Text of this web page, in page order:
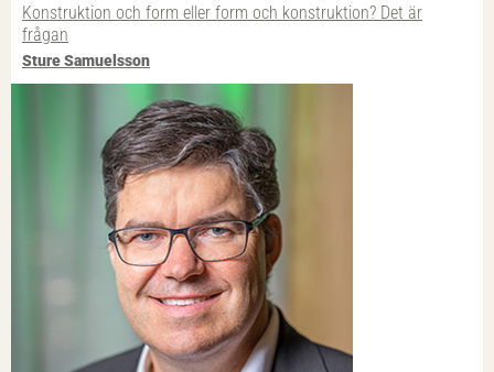
Konstruktion och form eller form och konstruktion? Det är
frågan
Sture Samuelsson